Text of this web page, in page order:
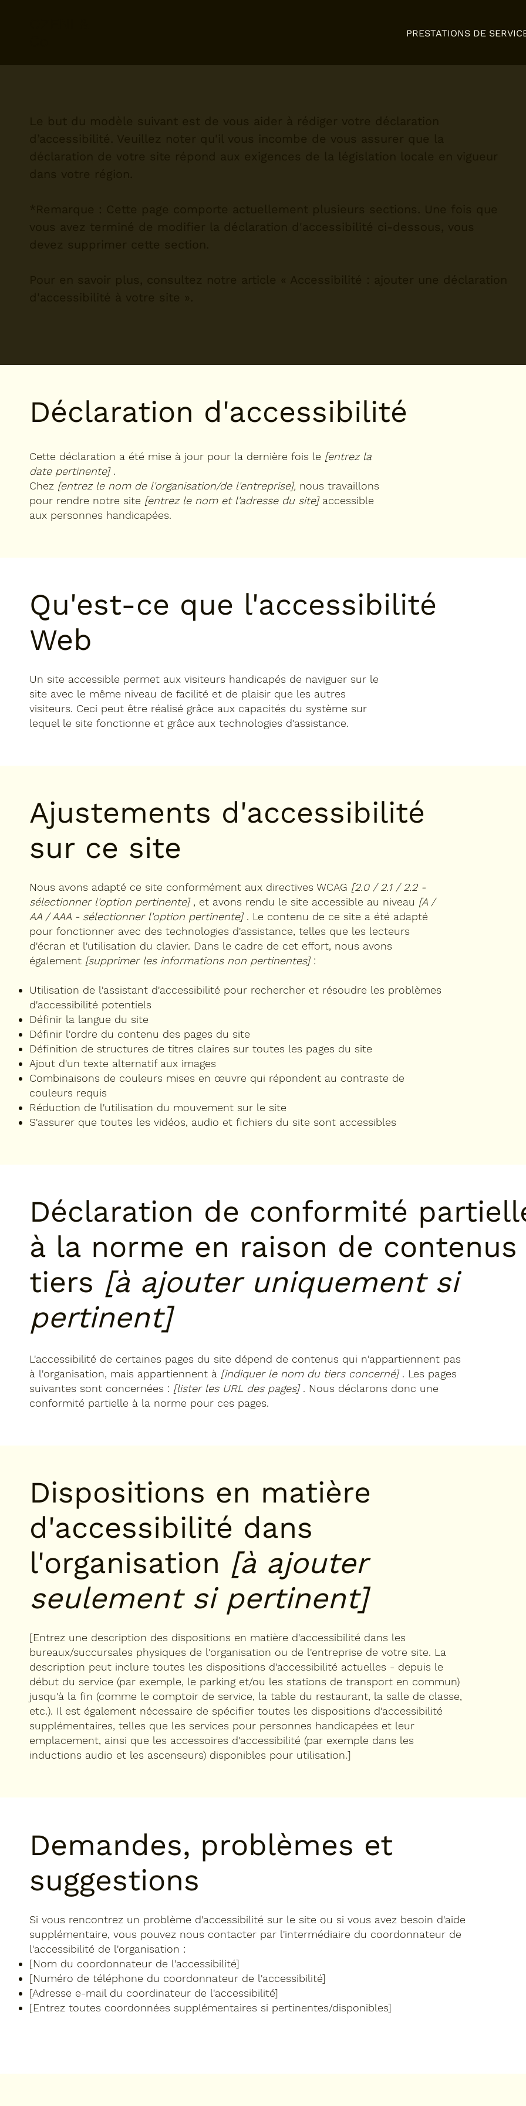
PRESTATIONS DE
Déclaration d'accessibilité
Cette déclaration a été mise à jour pour la dernière fois le [entrez la
date pertinente].
Chez [entrez le nom de l'organisation/de l'entreprise], nous travaillons
pour rendre notre site [entrez le nom et l'adresse du site]accessible
aux personnes handicapées.
Qu'est-ce que l'accessibilité
Web
Un site accessible permet aux visiteurs handicapés de naviguer sur le
site avec le même niveau de facilité et de plaisir que les autres
visiteurs. Ceci peut être réalisé grâce aux capacités du système sur
lequel le site fonctionne et grâce aux technologies d'assistance.
Ajustements d'accessibilité
sur ce site
Nous avons adapté ce site conformément aux directives WCAG [2.0 / 2.1 / 2.2 -
sélectionner l'option pertinente], et avons rendu le site accessible au niveau [A /
AA / AAA - sélectionner l'option pertinente]. Le contenu de ce site a été adapté
pour fonctionner avec des technologies d'assistance, telles que les lecteurs
d'écran et l'utilisation du clavier. Dans le cadre de cet effort, nous avons
également [supprimer les informations non pertinentes]:
Utilisation de l'assistant d'accessibilité pour rechercher et résoudre les problèmes
d'accessibilité potentiels
Définir la langue du site
Définir l'ordre du contenu des pages du site
Définition de structures de titres claires sur toutes les pages du site
Ajout d'un texte alternatif aux images
Combinaisons de couleurs mises en œuvre qui répondent au contraste de
couleurs requis
Réduction de l'utilisation du mouvement sur le site
S'assurer que toutes les vidéos, audio et fichiers du site sont accessibles
Déclaration de conformité
à la norme en raison de contenus
tiers [à ajouter uniquement si
pertinent]
L'accessibilité de certaines pages du site dépend de contenus qui n'appartiennent pas
à l'organisation, mais appartiennent à [indiquer le nom du tiers concerné]. Les pages
suivantes sont concernées : [lister les URL des pages]. Nous déclarons donc une
conformité partielle à la norme pour ces pages.
Dispositions en matière
d'accessibilité dans
l'organisation [à ajouter
seulement si pertinent]
[Entrez une description des dispositions en matière d'accessibilité dans les
bureaux/succursales physiques de l'organisation ou de l'entreprise de votre site. La
description peut inclure toutes les dispositions d'accessibilité actuelles - depuis le
début du service (par exemple, le parking et/ou les stations de transport en commun)
jusqu'à la fin (comme le comptoir de service, la table du restaurant, la salle de classe,
etc.). Il est également nécessaire de spécifier toutes les dispositions d'accessibilité
supplémentaires, telles que les services pour personnes handicapées et leur
emplacement, ainsi que les accessoires d'accessibilité (par exemple dans les
inductions audio et les ascenseurs) disponibles pour utilisation.]
Demandes, problèmes et
suggestions
Si vous rencontrez un problème d'accessibilité sur le site ou si vous avez besoin d'aide
supplémentaire, vous pouvez nous contacter par l'intermédiaire du coordonnateur de
l'accessibilité de l'organisation :
[Nom du coordonnateur de l'accessibilité]
[Numéro de téléphone du coordonnateur de l'accessibilité]
[Adresse e-mail du coordinateur de l'accessibilité]
[Entrez toutes coordonnées supplémentaires si pertinentes/disponibles]